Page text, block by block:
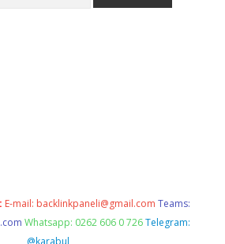
E-mail: backlinkpaneli@gmail.com Teams:
Whatsapp: 0262 606 0 726 Telegram:
@karabul